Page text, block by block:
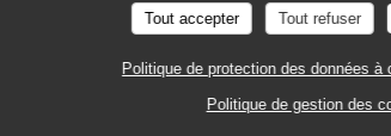
Tout accepter Tout refuser
Politique de protection des données à
Politique de gestion des